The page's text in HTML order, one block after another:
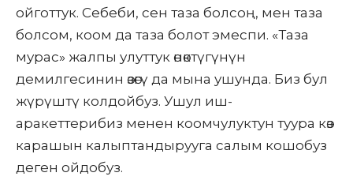
ойготтук. Себеби, сен таза болсоң, мен таза
болсом, коом да таза болот эмеспи. «Таза
мурас» жалпы улуттук өнөктүгүнүн
демилгесинин өзөгү да мына ушунда. Биз бул
жүрүштү колдойбуз. Ушул иш-
аракеттерибиз менен коомчулуктун туура көз
карашын калыптандырууга салым кошобуз
деген ойдобуз.